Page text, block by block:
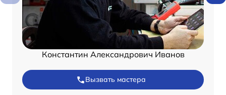
Константин Александрович Иванов
Вызвать мастера